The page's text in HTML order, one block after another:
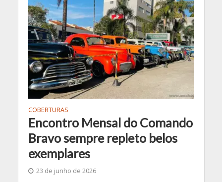
COBERTURAS
Encontro Mensal do Comando
Bravo sempre repleto belos
exemplares
23 de junho de 2026